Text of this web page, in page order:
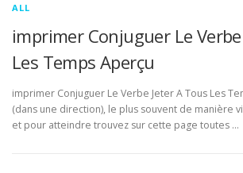
ALL
imprimer Conjuguer Le
Les Temps Aperçu
imprimer Conjuguer Le Verbe Jeter A Tous Les
(dans une direction), le plus souvent de manière
et pour atteindre trouvez sur cette page toutes …